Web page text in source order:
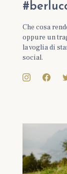
Che cosa
oppure un
la voglia di
social.